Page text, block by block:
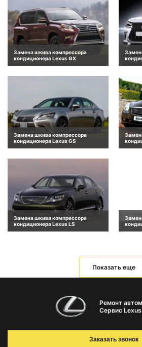
Замена шкива компрессора
кондиционера Lexus GX
Замена шкива компрессора
кондиционера Lexus GS
Замена шкива компрессора
кондиционера Lexus LS
Показать еще
Ремонт
Сервис
Заказать звонок